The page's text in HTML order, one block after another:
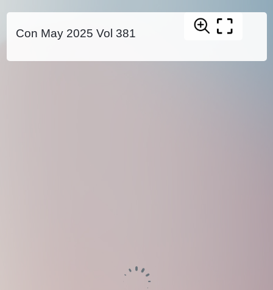
Con May 2025 Vol 381